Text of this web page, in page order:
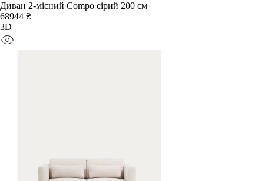
Диван 2-місний Compo сірий 200 см
68944 ₴
3D